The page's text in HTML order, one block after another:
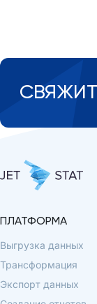
ПЛАТФОРМА
Выгрузка данных
Трансформация
Экспорт данных